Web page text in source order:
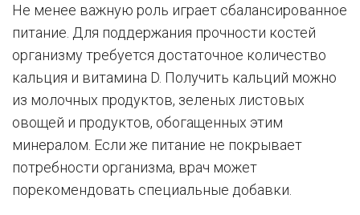
Не менее важную роль играет сбалансированное
питание. Для поддержания прочности костей
организму требуется достаточное количество
кальция и витамина D. Получить кальций можно
из молочных продуктов, зеленых листовых
овощей и продуктов, обогащенных этим
минералом. Если же питание не покрывает
потребности организма, врач может
порекомендовать специальные добавки.